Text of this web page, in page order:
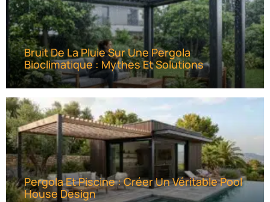
Bruit De La Pluie Sur Une Pergola
Bioclimatique : Mythes Et Solutions
Pergola Et Piscine : Créer Un Véritable Pool
House Design